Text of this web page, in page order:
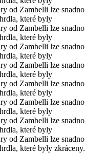
od Zambelli lze snadno
které byly
od Zambelli lze snadno
které byly
od Zambelli lze snadno
které byly
od Zambelli lze snadno
které byly
od Zambelli lze snadno
které byly
od Zambelli lze snadno
které byly
od Zambelli lze snadno
které byly
od Zambelli lze snadno
které byly zkráceny.